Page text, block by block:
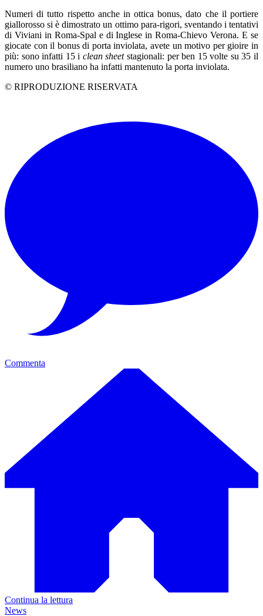
Numeri di tutto rispetto anche in ottica bonus, dato che il portiere
giallorosso si è dimostrato un ottimo para-rigori, sventando i tentativi
di Viviani in Roma-Spal e di Inglese in Roma-Chievo Verona. E se
giocate con il bonus di porta inviolata, avete un motivo per gioire in
più: sono infatti 15 i clean sheetstagionali: per ben 15 volte su 35 il
numero uno brasiliano ha infatti mantenuto la porta inviolata.
© RIPRODUZIONE RISERVATA
Commenta
Continua la lettura
News